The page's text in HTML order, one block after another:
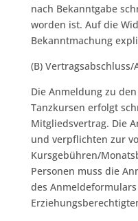
nach Bekanntgabe
worden ist. Auf die
Bekanntmachung
(B)
Die Anmeldung zu
Tanzkursen erfolgt
Mitgliedsvertrag. Die
und verpflichten zur
Kursgebühren/
Personen muss die
des